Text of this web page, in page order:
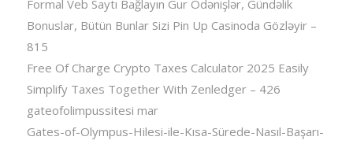
Formal Veb Saytı Bağlayın️ Gur Ödənişlər, Gündəlik
Bonuslar, Bütün Bunlar Sizi Pin Up Casinoda Gözləyir –
815
Free Of Charge Crypto Taxes Calculator 2025 Easily
Simplify Taxes Together With Zenledger – 426
gateofolimpussitesi mar
Gates-of-Olympus-Hilesi-ile-Kısa-Sürede-Nasıl-Başarı-